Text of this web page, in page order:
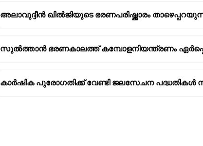
അലാവുദ്ദീൻ ഖിൽജിയുടെ ഭരണപരിഷ്ക്കാരം
സുൽത്താൻ ഭരണകാലത്ത് കമ്പോളനിയന്ത്രണം
കാർഷിക പുരോഗതിക്ക് വേണ്ടി ജലസേചന പദ്ധതികൾ